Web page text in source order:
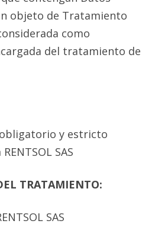
objeto de Tratamiento
como
del tratamiento de
y estricto
SAS
TRATAMIENTO:
SAS